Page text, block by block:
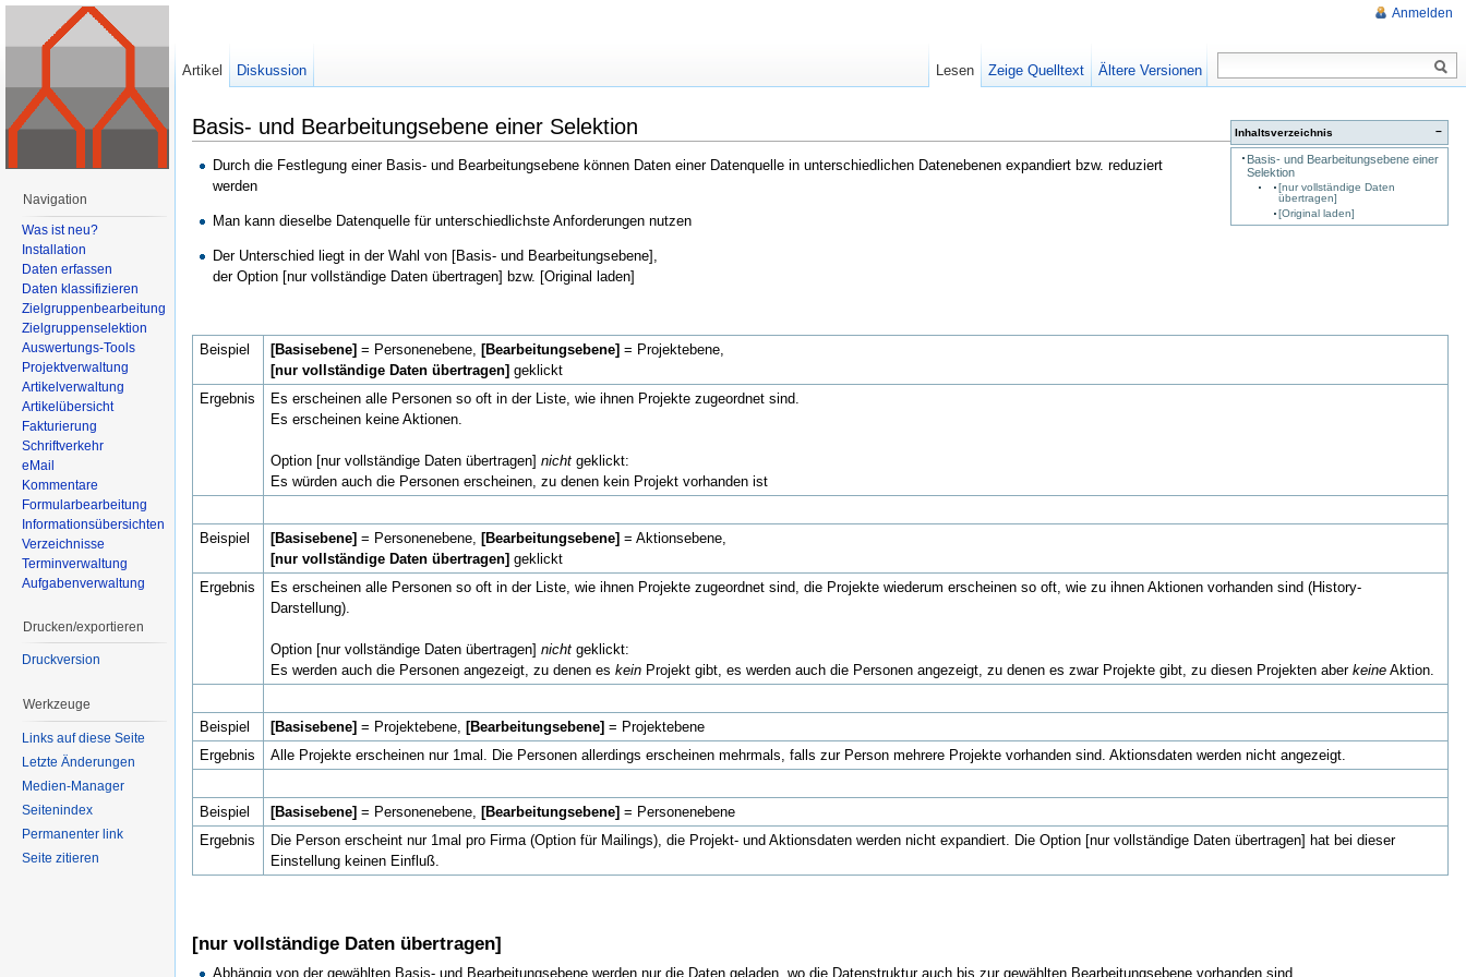
−
Inhaltsverzeichnis
Basis- und Bearbeitungsebene einer
Selektion
[nur vollständige Daten
übertragen]
[Original laden]
Basis- und Bearbeitungsebene einer Selektion
Durch die Festlegung einer Basis- und Bearbeitungsebene können Daten einer Datenquelle in unterschiedlichen Datenebenen expandiert bzw. reduziert
werden
Man kann dieselbe Datenquelle für unterschiedlichste Anforderungen nutzen
Der Unterschied liegt in der Wahl von [Basis- und Bearbeitungsebene],
der Option [nur vollständige Daten übertragen] bzw. [Original laden]
Beispiel [Basisebene] = Personenebene, [Bearbeitungsebene] = Projektebene,
[nur vollständige Daten übertragen] geklickt
Ergebnis
Es erscheinen alle Personen so oft in der Liste, wie ihnen Projekte zugeordnet sind.
Es erscheinen keine Aktionen.
Option [nur vollständige Daten übertragen]nicht geklickt:
Es würden auch die Personen erscheinen, zu denen kein Projekt vorhanden ist
Beispiel [Basisebene] = Personenebene, [Bearbeitungsebene] = Aktionsebene,
[nur vollständige Daten übertragen] geklickt
Ergebnis
Es erscheinen alle Personen so oft in der Liste, wie ihnen Projekte zugeordnet sind, die Projekte wiederum erscheinen so oft, wie zu ihnen Aktionen vorhanden sind (History-
Darstellung).
Option [nur vollständige Daten übertragen]nicht geklickt:
Es werden auch die Personen angezeigt, zu denen eskein Projekt gibt, es werden auch die Personen angezeigt, zu denen es zwar Projekte gibt, zu diesen Projekten aberkeine Aktion.
Beispiel [Basisebene] = Projektebene, [Bearbeitungsebene] = Projektebene
Ergebnis
Alle Projekte erscheinen nur 1mal. Die Personen allerdings erscheinen mehrmals, falls zur Person mehrere Projekte vorhanden sind. Aktionsdaten werden nicht angezeigt.
Beispiel [Basisebene] = Personenebene, [Bearbeitungsebene] = Personenebene
Ergebnis
Die Person erscheint nur 1mal pro Firma (Option für Mailings), die Projekt- und Aktionsdaten werden nicht expandiert. Die Option [nur vollständige Daten übertragen] hat bei dieser
Einstellung keinen Einfluß.
[nur vollständige Daten übertragen]
Abhängig von der gewählten Basis- und Bearbeitungsebene werden nur die Daten geladen, wo die Datenstruktur auch bis zur gewählten Bearbeitungsebene vorhanden sind.
Anmelden
Artikel Diskussion Lesen Zeige Quelltext Ältere Versionen
Navigation
Was ist neu?
Installation
Daten erfassen
Daten klassifizieren
Zielgruppenbearbeitung
Zielgruppenselektion
Auswertungs-Tools
Projektverwaltung
Artikelverwaltung
Artikelübersicht
Fakturierung
Schriftverkehr
eMail
Kommentare
Formularbearbeitung
Informationsübersichten
Verzeichnisse
Terminverwaltung
Aufgabenverwaltung
Drucken/exportieren
Druckversion
Werkzeuge
Links auf diese Seite
Letzte Änderungen
Medien-Manager
Seitenindex
Permanenter link
Seite zitieren